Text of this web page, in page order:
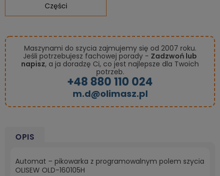
Części
Maszynami do szycia zajmujemy się od 2007 roku.
Jeśli potrzebujesz fachowej porady - Zadzwoń lub
napisz, a ja doradzę Ci, co jest najlepsze dla Twoich
potrzeb.
+48 880 110 024
m.d@olimasz.pl
OPIS
Automat – pikowarka z programowalnym polem szycia
OLISEW OLD-160105H